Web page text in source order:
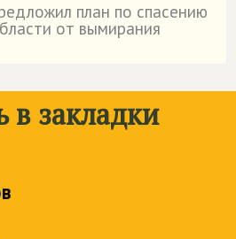
план по спасению
от вымирания
в закладки